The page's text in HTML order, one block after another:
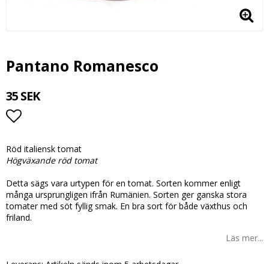
Pantano Romanesco
35 SEK
Högväxande röd tomat
Detta sägs vara urtypen för en tomat. Sorten kommer enligt
många ursprungligen ifrån Rumänien. Sorten ger ganska stora
tomater med söt fyllig smak. En bra sort för både växthus och
friland.
Läs mer...